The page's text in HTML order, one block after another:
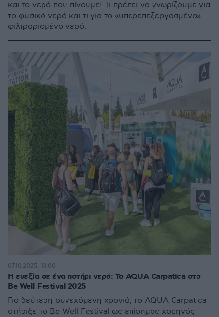
και το νερό που πίνουμε! Τι πρέπει να γνωρίζουμε για
το φυσικό νερό και τι για το «υπερεπεξεργασμένο»
φιλτραρισμένο νερό;
Η ευεξία σε ένα ποτήρι νερό: Το AQUA Carpatica στο
Be Well Festival 2025
Για δεύτερη συνεχόμενη χρονιά, το AQUA Carpatica
στήριξε το Be Well Festival ως επίσημος χορηγός
07.10.2025, 13:00